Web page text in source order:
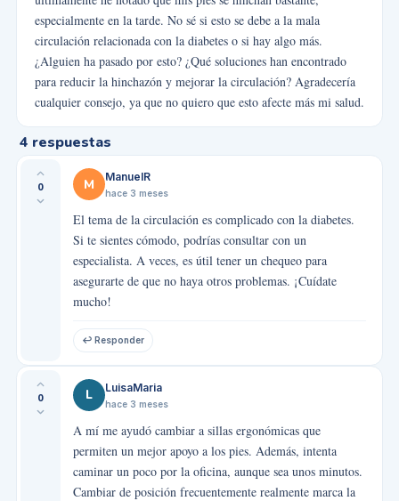
especialmente en la tarde. No sé si esto se debe a la mala
circulación relacionada con la diabetes o si hay algo más.
¿Alguien ha pasado por esto? ¿Qué soluciones han encontrado
para reducir la hinchazón y mejorar la circulación? Agradecería
cualquier consejo, ya que no quiero que esto afecte más mi salud.
4 respuestas
0 M ManuelR
hace 3 meses
El tema de la circulación es complicado con la diabetes.
Si te sientes cómodo, podrías consultar con un
especialista. A veces, es útil tener un chequeo para
asegurarte de que no haya otros problemas. ¡Cuídate
mucho!
↩ Responder
0 L LuisaMaria
hace 3 meses
A mí me ayudó cambiar a sillas ergonómicas que
permiten un mejor apoyo a los pies. Además, intenta
caminar un poco por la oficina, aunque sea unos minutos.
Cambiar de posición frecuentemente realmente marca la